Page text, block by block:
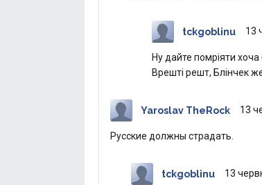
tckgoblinu 13
Ну дайте помріяти
Врешті решт, Блінчек
Yaroslav TheRock 13
Русские должны страдать.
tckgoblinu 13